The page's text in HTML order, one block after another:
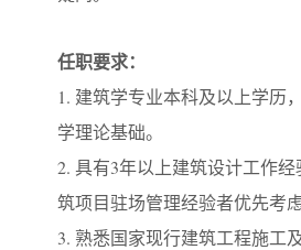
任职要求：
1. 建筑学专业本科及以上学历
学理论基础。
2. 具有3年以上建筑设计工作
筑项目驻场管理经验者优先考虑
3. 熟悉国家现行建筑工程施工